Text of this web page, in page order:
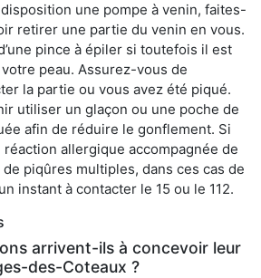
une pompe à venin, faites-
retirer une partie du venin en vous.
pince à épiler si toutefois il est
peau. Assurez-vous de
la partie ou vous avez été piqué.
utiliser un glaçon ou une poche de
afin de réduire le gonflement. Si
allergique accompagnée de
piqûres multiples, dans ces cas de
instant à contacter le 15 ou le 112.
arrivent-ils à concevoir leur
des-Coteaux ?